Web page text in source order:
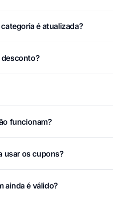
é atualizada?
funcionam?
usar os cupons?
ainda é válido?